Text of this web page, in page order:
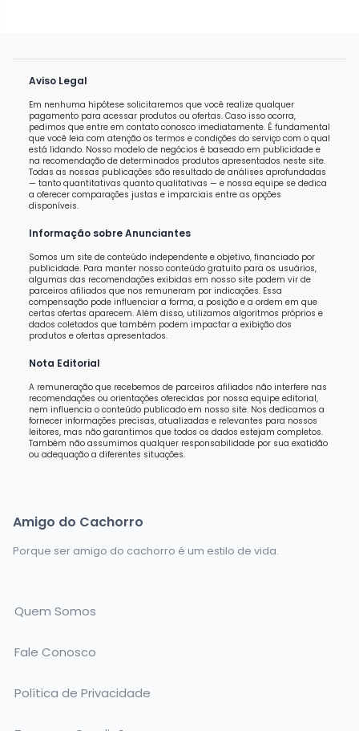
Aviso Legal
Em nenhuma hipótese solicitaremos que você realize qualquer
pagamento para acessar produtos ou ofertas. Caso isso ocorra,
pedimos que entre em contato conosco imediatamente. É fundamental
que você leia com atenção os termos e condições do serviço com o qual
está lidando. Nosso modelo de negócios é baseado em publicidade e
na recomendação de determinados produtos apresentados neste site.
Todas as nossas publicações são resultado de análises aprofundadas
— tanto quantitativas quanto qualitativas — e nossa equipe se dedica
a oferecer comparações justas e imparciais entre as opções
disponíveis.
Informação sobre Anunciantes
Somos um site de conteúdo independente e objetivo, financiado por
publicidade. Para manter nosso conteúdo gratuito para os usuários,
algumas das recomendações exibidas em nosso site podem vir de
parceiros afiliados que nos remuneram por indicações. Essa
compensação pode influenciar a forma, a posição e a ordem em que
certas ofertas aparecem. Além disso, utilizamos algoritmos próprios e
dados coletados que também podem impactar a exibição dos
produtos e ofertas apresentados.
Nota Editorial
A remuneração que recebemos de parceiros afiliados não interfere nas
recomendações ou orientações oferecidas por nossa equipe editorial,
nem influencia o conteúdo publicado em nosso site. Nos dedicamos a
fornecer informações precisas, atualizadas e relevantes para nossos
leitores, mas não garantimos que todos os dados estejam completos.
Também não assumimos qualquer responsabilidade por sua exatidão
ou adequação a diferentes situações.
Amigo do Cachorro
Porque ser amigo do cachorro é um estilo de vida.
Quem Somos
Fale Conosco
Política de Privacidade